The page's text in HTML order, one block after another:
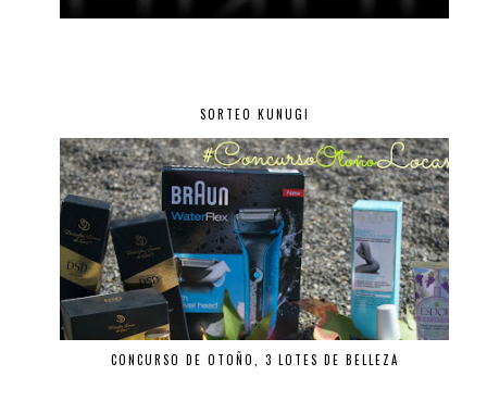
SORTEO KUNUGI
CONCURSO DE OTOÑO, 3 LOTES DE BELLEZA